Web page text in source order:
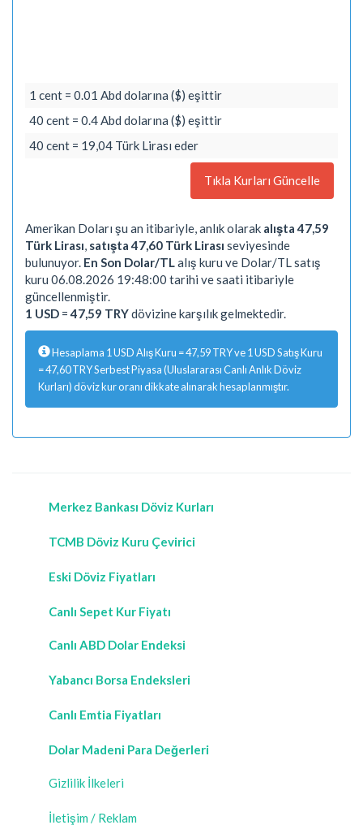
1 cent = 0.01 Abd dolarına ($) eşittir
40 cent = 0.4 Abd dolarına ($) eşittir
40 cent = 19,04 Türk Lirası eder
Tıkla Kurları Güncelle
Amerikan Doları şu an itibariyle, anlık olarak alışta 47,59
Türk Lirası satışta 47,60 Türk Lirası seviyesinde
bulunuyor. En Son Dolar/TL alış kuru ve Dolar/TL satış
kuru 06.08.2026 19:48:00 tarihi ve saati itibariyle
güncellenmiştir.
1 USD =47,59 TRYdövizine karşılık gelmektedir.
Hesaplama 1 USD Alış Kuru = 47,59 TRY ve 1 USD Satış Kuru
= 47,60 TRY Serbest Piyasa (Uluslararası Canlı Anlık Döviz
Kurları) döviz kur oranı dikkate alınarak hesaplanmıştır.
Merkez Bankası Döviz Kurları
TCMB Döviz Kuru Çevirici
Eski Döviz Fiyatları
Canlı Sepet Kur Fiyatı
Canlı ABD Dolar Endeksi
Yabancı Borsa Endeksleri
Canlı Emtia Fiyatları
Dolar Madeni Para Değerleri
Gizlilik İlkeleri
İletişim / Reklam